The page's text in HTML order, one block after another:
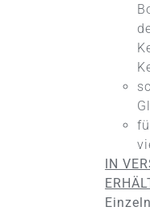
PRODUKTSEITE
IN